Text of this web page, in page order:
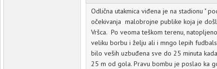
Odlična utakmica viđena je na stadionu "
očekivanja malobrojne publike koja je
Vršca. Po veoma teškom terenu,
veliku borbu i želju ali i mngo lepih
bilo veših uzbuđena sve do 25 minuta
25 m od gola. Pravu bombu je poslao ka